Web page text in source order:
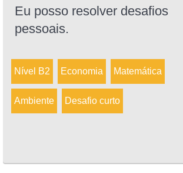
Eu posso resolver desafios
pessoais.
Nível B2 Economia Matemática
Ambiente Desafio curto